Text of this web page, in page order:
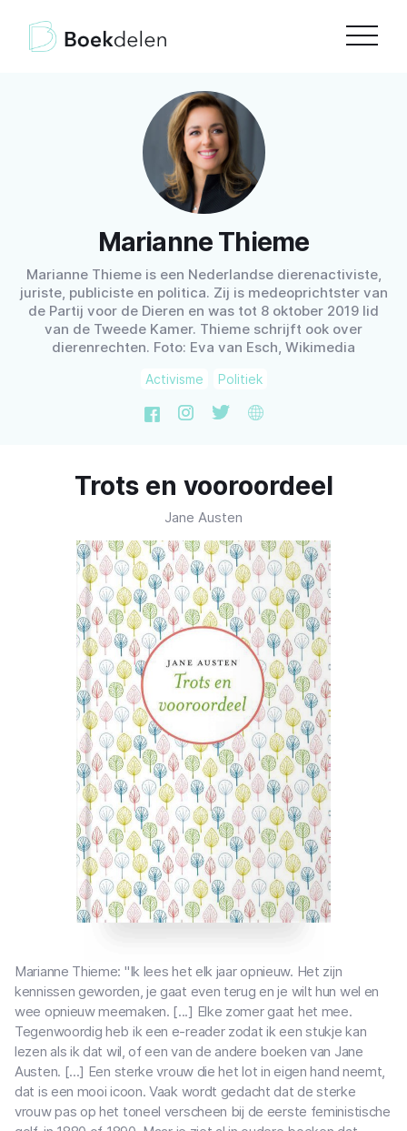
Marianne Thieme
Marianne Thieme is een Nederlandse dierenactiviste,
juriste, publiciste en politica. Zij is medeoprichtster van
de Partij voor de Dieren en was tot 8 oktober 2019 lid
van de Tweede Kamer. Thieme schrijft ook over
dierenrechten. Foto: Eva van Esch, Wikimedia
Activisme Politiek
Trots en vooroordeel
Jane Austen
Marianne Thieme: "Ik lees het elk jaar opnieuw. Het zijn
kennissen geworden, je gaat even terug en je wilt hun wel en
wee opnieuw meemaken. [...] Elke zomer gaat het mee.
Tegenwoordig heb ik een e-reader zodat ik een stukje kan
lezen als ik dat wil, of een van de andere boeken van Jane
Austen. [...] Een sterke vrouw die het lot in eigen hand neemt,
dat is een mooi icoon. Vaak wordt gedacht dat de sterke
vrouw pas op het toneel verscheen bij de eerste feministische